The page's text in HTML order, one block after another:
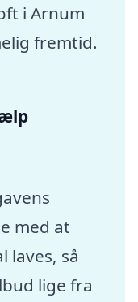
i Arnum
fremtid.
med at
laves, så
lige fra